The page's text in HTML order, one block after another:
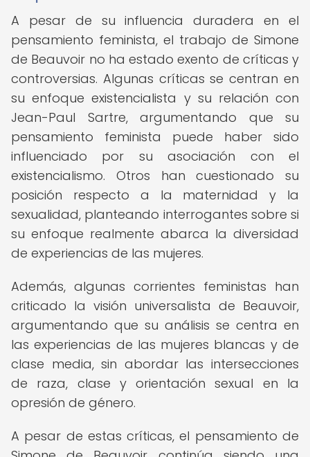
A pesar de su influencia duradera en el
pensamiento feminista, el trabajo de Simone
de Beauvoir no ha estado exento de críticas y
controversias. Algunas críticas se centran en
su enfoque existencialista y su relación con
Jean-Paul Sartre, argumentando que su
pensamiento feminista puede haber sido
influenciado por su asociación con el
existencialismo. Otros han cuestionado su
posición respecto a la maternidad y la
sexualidad, planteando interrogantes sobre si
su enfoque realmente abarca la diversidad
de experiencias de las mujeres.
Además, algunas corrientes feministas han
criticado la visión universalista de Beauvoir,
argumentando que su análisis se centra en
las experiencias de las mujeres blancas y de
clase media, sin abordar las intersecciones
de raza, clase y orientación sexual en la
opresión de género.
A pesar de estas críticas, el pensamiento de